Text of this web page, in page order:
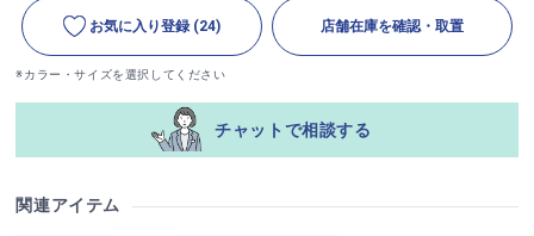
お気に入り登録 (24) 店舗在庫を確認・取置
※カラー・サイズを選択してください
チャットで相談する
関連アイテム